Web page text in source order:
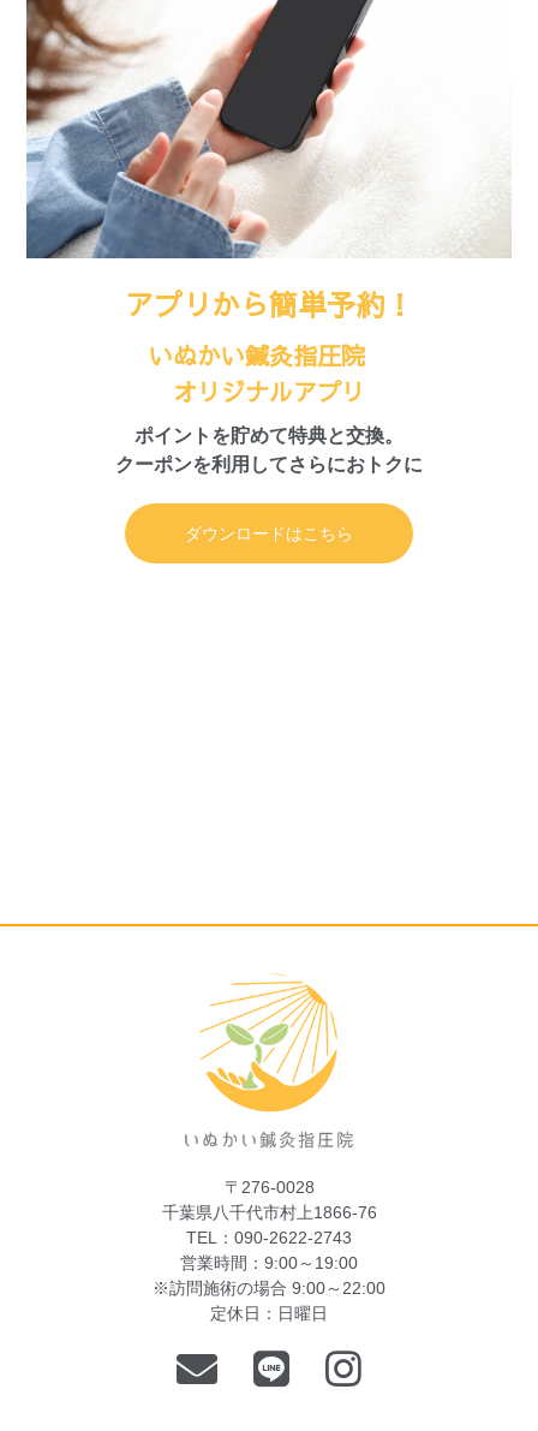
アプリから簡単予約！
いぬかい鍼灸指圧院
オリジナルアプリ
ポイントを貯めて特典と交換。
クーポンを利用してさらにおトクに
ダウンロードはこちら
〒276-0028
千葉県八千代市村上1866-76
TEL：090-2622-2743
営業時間：9:00～19:00
※訪問施術の場合 9:00～22:00
定休日：日曜日